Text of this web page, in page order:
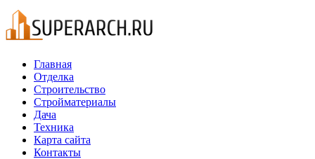
Главная
Отделка
Строительство
Стройматериалы
Дача
Техника
Карта сайта
Контакты